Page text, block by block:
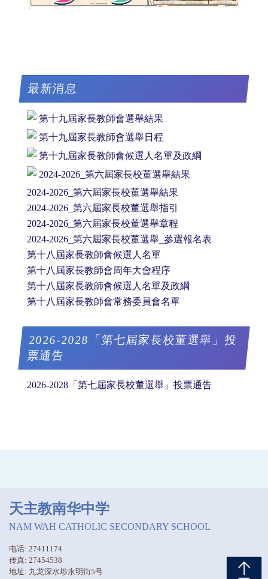
最新消息
第十九屆家長教師會選舉結果
第十九屆家長教師會選舉日程
第十九屆家長教師會候選人名單及政綱
2024-2026_第六屆家長校董選舉結果
2024-2026_第六屆家長校董選舉結果
2024-2026_第六屆家長校董選舉指引
2024-2026_第六屆家長校董選舉章程
2024-2026_第六屆家長校董選舉_參選報名表
第十八屆家長教師會候選人名單
第十八屆家長教師會周年大會程序
第十八屆家長教師會候選人名單及政綱
第十八屆家長教師會常務委員會名單
2026-2028「第七屆家長校董選舉」投
票通告
2026-2028「第七屆家長校董選舉」投票通告
天主教南华中学
NAM WAH CATHOLIC SECONDARY SCHOOL
电话: 27411174
传真: 27454538
地址: 九龙深水埗永明街5号